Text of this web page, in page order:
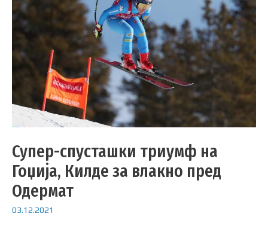
Супер-спусташки триумф на
Гоџија, Килде за влакно пред
Одермат
03.12.2021